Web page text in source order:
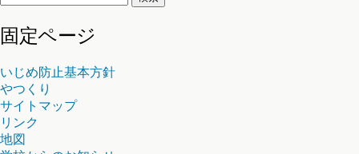
固定ページ
いじめ防止基本方針
やつくり
サイトマップ
リンク
地図